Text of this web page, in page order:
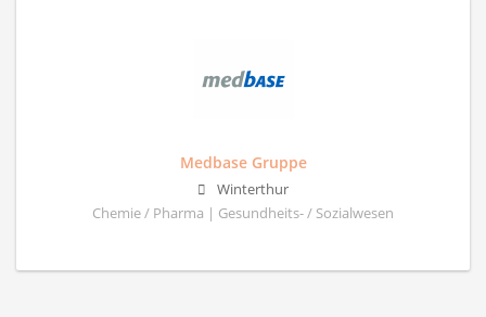
Medbase Gruppe
Winterthur
Chemie / Pharma | Gesundheits- / Sozialwesen